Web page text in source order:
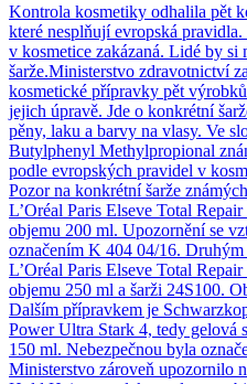
Kontrola kosmetiky odhalila pět
které nesplňují evropská
v kosmetice zakázaná. Lidé by
šarže.Ministerstvo zdravotnictví
kosmetické přípravky pět
jejich úpravě. Jde o konkrétní
pěny, laku a barvy na vlasy. Ve
Butylphenyl Methylpropional
podle evropských pravidel v
Pozor na konkrétní šarže
L’Oréal Paris Elseve Total
objemu 200 ml. Upozornění se
označením K 404 04/16.
L’Oréal Paris Elseve Total
objemu 250 ml a šarži 24S100.
Dalším přípravkem je
Power Ultra Stark 4, tedy gelová
150 ml. Nebezpečnou byla
Ministerstvo zároveň upozornilo